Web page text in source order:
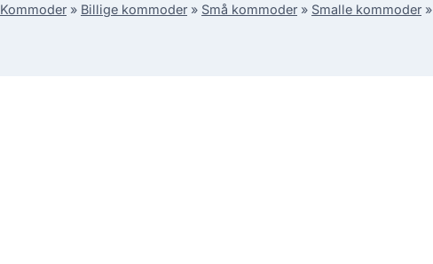
Kommoder » Billige kommoder » Små kommoder » Smalle kommoder »